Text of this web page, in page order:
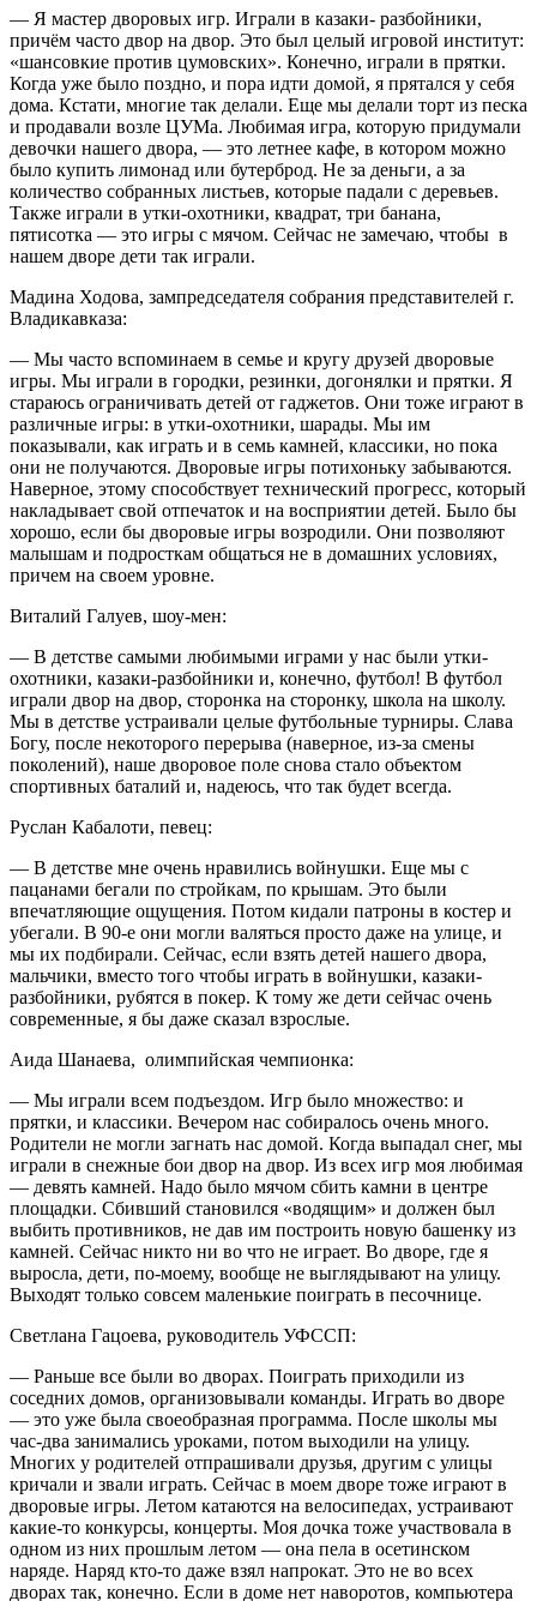
— Я мастер дворовых игр. Играли в казаки- разбойники,
причём часто двор на двор. Это был целый игровой институт:
«шансовкие против цумовских». Конечно, играли в прятки.
Когда уже было поздно, и пора идти домой, я прятался у себя
дома. Кстати, многие так делали. Еще мы делали торт из песка
и продавали возле ЦУМа. Любимая игра, которую придумали
девочки нашего двора, — это летнее кафе, в котором можно
было купить лимонад или бутерброд. Не за деньги, а за
количество собранных листьев, которые падали с деревьев.
Также играли в утки-охотники, квадрат, три банана,
пятисотка — это игры с мячом. Сейчас не замечаю, чтобы в
нашем дворе дети так играли.
Мадина Ходова, зампредседателя собрания представителей г.
Владикавказа:
— Мы часто вспоминаем в семье и кругу друзей дворовые
игры. Мы играли в городки, резинки, догонялки и прятки. Я
стараюсь ограничивать детей от гаджетов. Они тоже играют в
различные игры: в утки-охотники, шарады. Мы им
показывали, как играть и в семь камней, классики, но пока
они не получаются. Дворовые игры потихоньку забываются.
Наверное, этому способствует технический прогресс, который
накладывает свой отпечаток и на восприятии детей. Было бы
хорошо, если бы дворовые игры возродили. Они позволяют
малышам и подросткам общаться не в домашних условиях,
причем на своем уровне.
Виталий Галуев, шоу-мен:
— В детстве самыми любимыми играми у нас были утки-
охотники, казаки-разбойники и, конечно, футбол! В футбол
играли двор на двор, сторонка на сторонку, школа на школу.
Мы в детстве устраивали целые футбольные турниры. Слава
Богу, после некоторого перерыва (наверное, из-за смены
поколений), наше дворовое поле снова стало объектом
спортивных баталий и, надеюсь, что так будет всегда.
Руслан Кабалоти, певец:
— В детстве мне очень нравились войнушки. Еще мы с
пацанами бегали по стройкам, по крышам. Это были
впечатляющие ощущения. Потом кидали патроны в костер и
убегали. В 90-е они могли валяться просто даже на улице, и
мы их подбирали. Сейчас, если взять детей нашего двора,
мальчики, вместо того чтобы играть в войнушки, казаки-
разбойники, рубятся в покер. К тому же дети сейчас очень
современные, я бы даже сказал взрослые.
Аида Шанаева, олимпийская чемпионка:
— Мы играли всем подъездом. Игр было множество: и
прятки, и классики. Вечером нас собиралось очень много.
Родители не могли загнать нас домой. Когда выпадал снег, мы
играли в снежные бои двор на двор. Из всех игр моя любимая
— девять камней. Надо было мячом сбить камни в центре
площадки. Сбивший становился «водящим» и должен был
выбить противников, не дав им построить новую башенку из
камней. Сейчас никто ни во что не играет. Во дворе, где я
выросла, дети, по-моему, вообще не выглядывают на улицу.
Выходят только совсем маленькие поиграть в песочнице.
Светлана Гацоева, руководитель УФССП:
— Раньше все были во дворах. Поиграть приходили из
соседних домов, организовывали команды. Играть во дворе
— это уже была своеобразная программа. После школы мы
час-два занимались уроками, потом выходили на улицу.
Многих у родителей отпрашивали друзья, другим с улицы
кричали и звали играть. Сейчас в моем дворе тоже играют в
дворовые игры. Летом катаются на велосипедах, устраивают
какие-то конкурсы, концерты. Моя дочка тоже участвовала в
одном из них прошлым летом — она пела в осетинском
наряде. Наряд кто-то даже взял напрокат. Это не во всех
дворах так, конечно. Если в доме нет наворотов, компьютера